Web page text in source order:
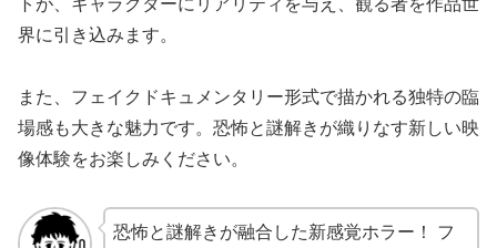
界に引き込みます。
また、フェイクドキュメンタリー形式で描かれる独特の臨
場感も大きな魅力です。恐怖と謎解きが織りなす新しい映
像体験をお楽しみください。
恐怖と謎解きが融合した新感覚ホラー！ フ